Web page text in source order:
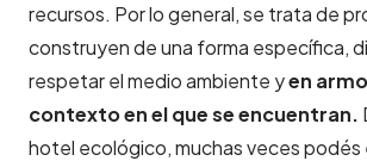
recursos. Por lo general, se trata de
construyen de una forma específica,
respetar el medio ambiente yen
contexto en el que se encuentran.
hotel ecológico, muchas veces